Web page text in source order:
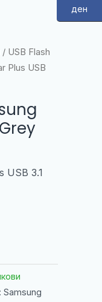
/ USB Flash
Plus USB
USB 3.1
Samsung
ден